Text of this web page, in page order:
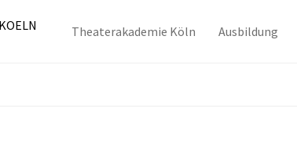
Theaterakademie Köln Ausbildung